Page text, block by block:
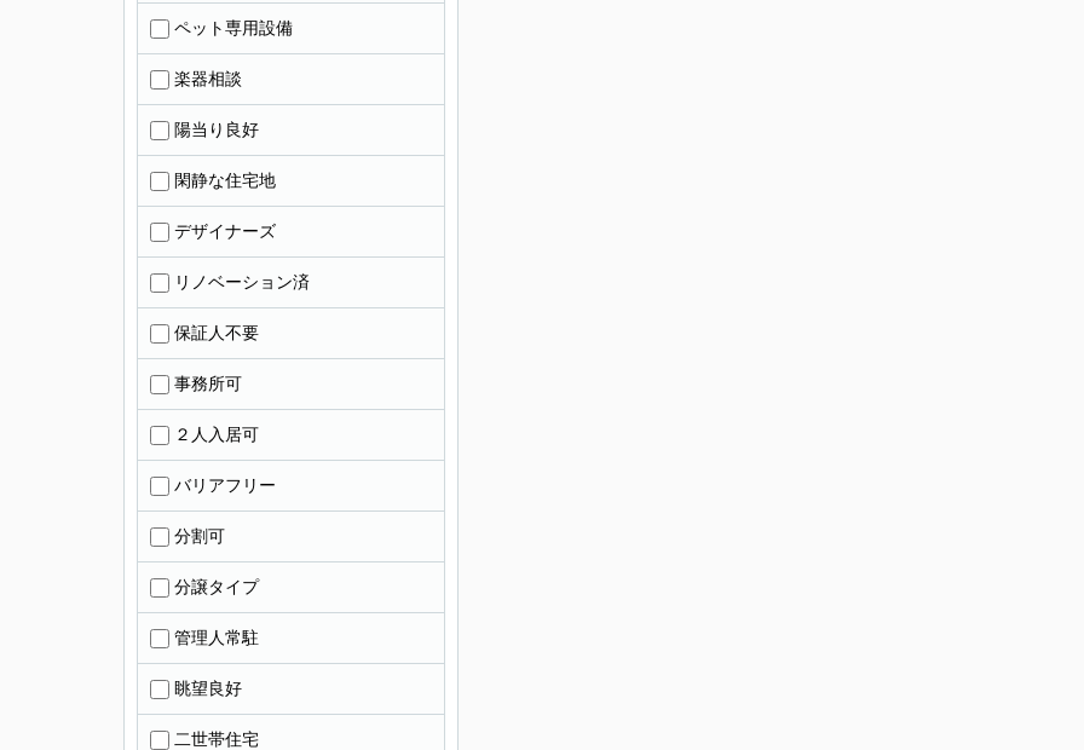
ペット専用設備
楽器相談
陽当り良好
閑静な住宅地
デザイナーズ
リノベーション済
保証人不要
事務所可
２人入居可
バリアフリー
分割可
分譲タイプ
管理人常駐
眺望良好
二世帯住宅